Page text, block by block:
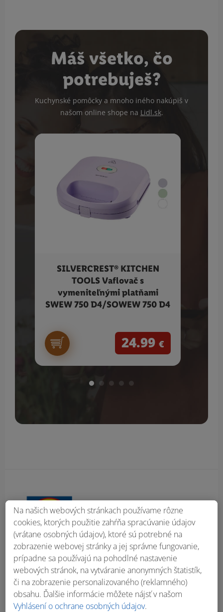
Máš všetko, čo
potrebuješ?
Kuchynské pomôcky a mnoho iného nakúpiš v
našom online shope na Lidl.sk.
SILVERCREST® KITCHEN
TOOLS Vaflovač s
vymeniteľnými platňami
SWEW 750 D4/SOWEW 750 D4
24.99 €
Na našich webových stránkach používame rôzne
cookies, ktorých použitie zahŕňa spracúvanie údajov
(vrátane osobných údajov), ktoré sú potrebné na
zobrazenie webovej stránky a jej správne fungovanie,
prípadne sa používajú na pohodlné nastavenie
webových stránok, na vytváranie anonymných štatistík,
či na zobrazenie personalizovaného (reklamného)
obsahu. Ďalšie informácie môžete nájsť v našom
Vyhlásení o ochrane osobných údajov.